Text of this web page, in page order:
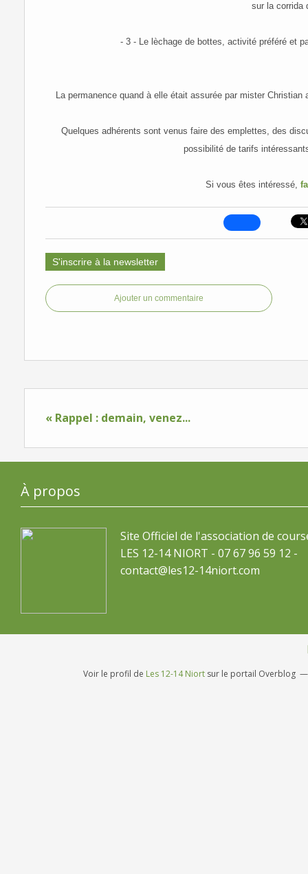
sur la corrida
- 3 - Le lèchage de bottes, activité préféré et
La permanence quand à elle était assurée par mister
Quelques adhérents sont venus faire des emplettes, des
possibilité de tarifs
Si vous êtes intéressé,
S'inscrire à la newsletter
Ajouter un commentaire
« Rappel : demain, venez...
À propos
Site Officiel de l'association de
LES 12-14 NIORT - 07 67 96 59 12 -
contact@les12-14niort.com
Voir le profil de Les 12-14 Niort sur le portail Overblog